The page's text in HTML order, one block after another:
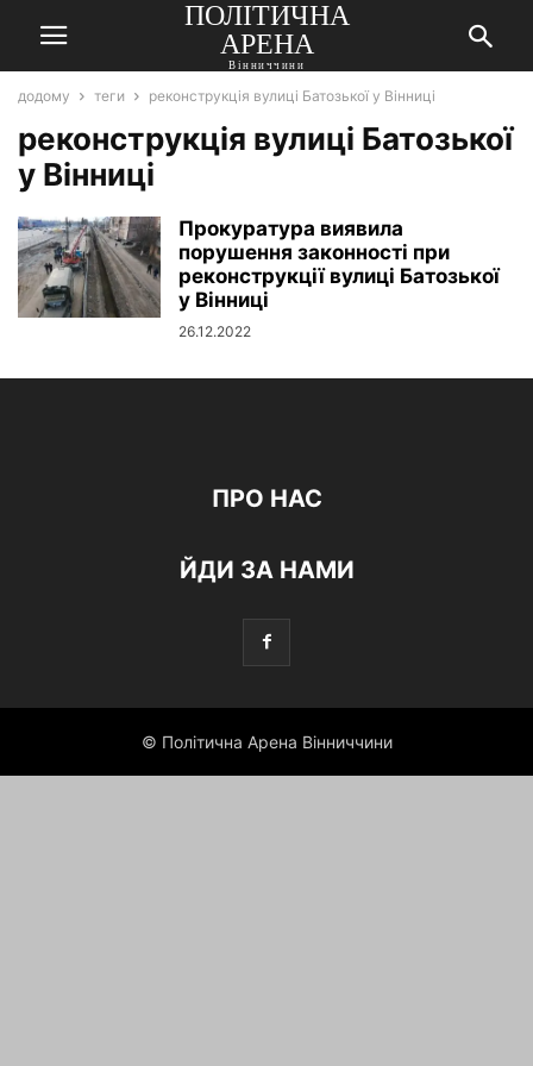
ПОЛІТИЧНА
АРЕНА
Вінниччини
додому теги реконструкція вулиці Батозької у Вінниці
реконструкція вулиці Батозької
у Вінниці
Прокуратура виявила
порушення законності при
реконструкції вулиці Батозької
у Вінниці
26.12.2022
ПРО НАС
ЙДИ ЗА НАМИ
© Політична Арена Вінниччини